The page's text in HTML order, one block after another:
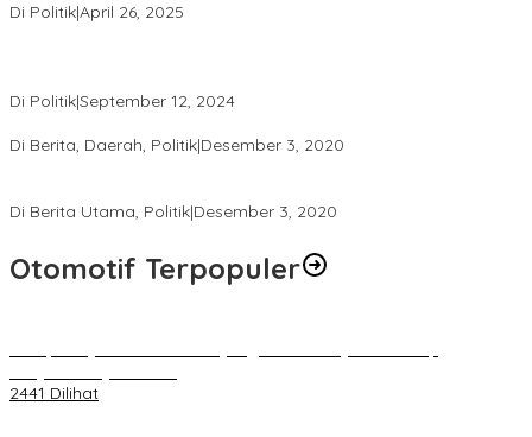
Di Politik|April 26, 2025
Di Politik|September 12, 2024
Di Berita, Daerah, Politik|Desember 3, 2020
Di Berita Utama, Politik|Desember 3, 2020
Otomotif Terpopuler
2441 Dilihat